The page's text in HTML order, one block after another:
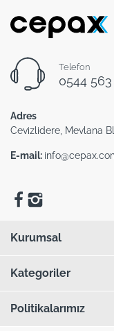
Telefon
0544
Adres
Cevizlidere, Mevlana
E-mail:
Kurumsal
Kategoriler
Politikalarımız